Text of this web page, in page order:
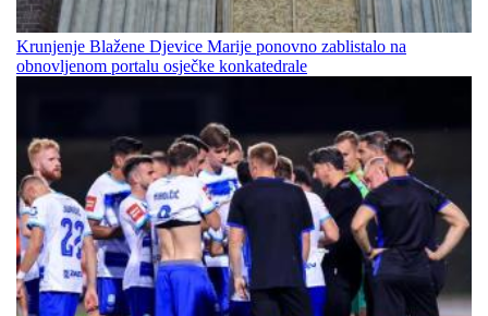
Krunjenje Blažene Djevice Marije ponovno zablistalo na
obnovljenom portalu osječke konkatedrale